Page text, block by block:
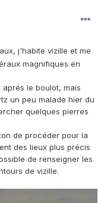
j'habite vizille et me
magnifiques en
le boulot, mais
un peu malade hier du
quelques pierres
de procéder pour la
des lieux plus précis
de renseigner les
de vizille.